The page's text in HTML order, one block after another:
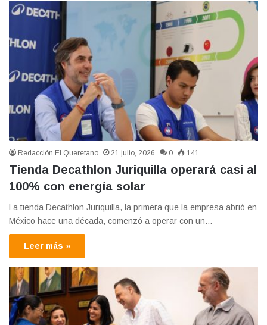
Redacción El Queretano 21 julio, 2026 0 141
Tienda Decathlon Juriquilla operará casi al
100% con energía solar
La tienda Decathlon Juriquilla, la primera que la empresa abrió en
México hace una década, comenzó a operar con un…
Leer más »